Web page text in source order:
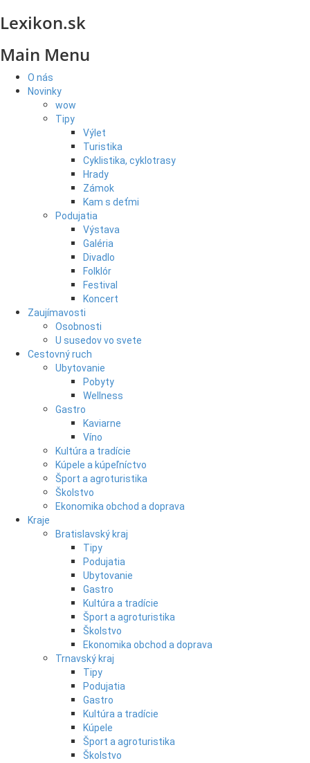
Lexikon.sk
Main Menu
O nás
Novinky
wow
Tipy
Výlet
Turistika
Cyklistika, cyklotrasy
Hrady
Zámok
Kam s deťmi
Podujatia
Výstava
Galéria
Divadlo
Folklór
Festival
Koncert
Zaujímavosti
Osobnosti
U susedov vo svete
Cestovný ruch
Ubytovanie
Pobyty
Wellness
Gastro
Kaviarne
Víno
Kultúra a tradície
Kúpele a kúpeľníctvo
Šport a agroturistika
Školstvo
Ekonomika obchod a doprava
Kraje
Bratislavský kraj
Tipy
Podujatia
Ubytovanie
Gastro
Kultúra a tradície
Šport a agroturistika
Školstvo
Ekonomika obchod a doprava
Trnavský kraj
Tipy
Podujatia
Gastro
Kultúra a tradície
Kúpele
Šport a agroturistika
Školstvo